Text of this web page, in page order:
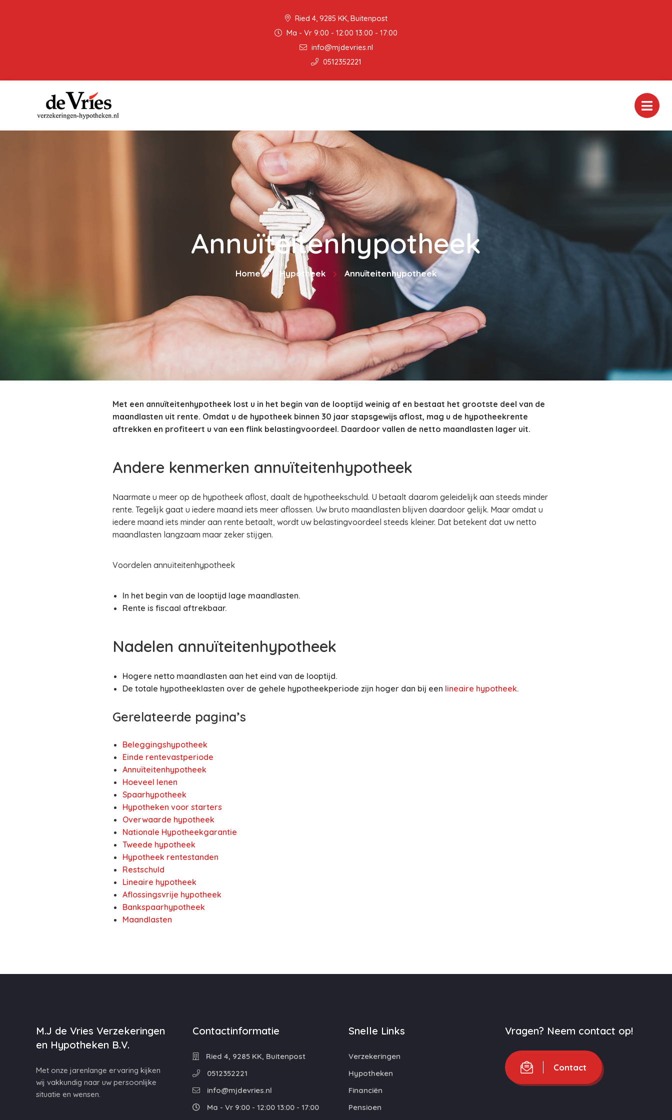
Ried 4, 9285 KK, Buitenpost
Ma - Vr 9:00 - 12:00 13:00 - 17:00
info@mjdevries.nl
0512352221
Annuïteitenhypotheek
Home Hypotheek Annuïteitenhypotheek
Met een annuïteitenhypotheek lost u in het begin van de looptijd weinig af en bestaat het grootste deel van de
maandlasten uit rente. Omdat u de hypotheek binnen 30 jaar stapsgewijs aflost, mag u de hypotheekrente
aftrekken en profiteert u van een flink belastingvoordeel. Daardoor vallen de netto maandlasten lager uit.
Andere kenmerken annuïteitenhypotheek
Naarmate u meer op de hypotheek aflost, daalt de hypotheekschuld. U betaalt daarom geleidelijk aan steeds minder
rente. Tegelijk gaat u iedere maand iets meer aflossen. Uw bruto maandlasten blijven daardoor gelijk. Maar omdat u
iedere maand iets minder aan rente betaalt, wordt uw belastingvoordeel steeds kleiner. Dat betekent dat uw netto
maandlasten langzaam maar zeker stijgen.
Voordelen annuïteitenhypotheek
In het begin van de looptijd lage maandlasten.
Rente is fiscaal aftrekbaar.
Nadelen annuïteitenhypotheek
Hogere netto maandlasten aan het eind van de looptijd.
De totale hypotheeklasten over de gehele hypotheekperiode zijn hoger dan bij een lineaire hypotheek.
Gerelateerde pagina’s
Beleggingshypotheek
Einde rentevastperiode
Annuïteitenhypotheek
Hoeveel lenen
Spaarhypotheek
Hypotheken voor starters
Overwaarde hypotheek
Nationale Hypotheekgarantie
Tweede hypotheek
Hypotheek rentestanden
Restschuld
Lineaire hypotheek
Aflossingsvrije hypotheek
Bankspaarhypotheek
Maandlasten
M.J de Vries Verzekeringen
en Hypotheken B.V.
Met onze jarenlange ervaring kijken
wij vakkundig naar uw persoonlijke
situatie en wensen.
Contactinformatie
Ried 4, 9285 KK, Buitenpost
0512352221
info@mjdevries.nl
Ma - Vr 9:00 - 12:00 13:00 - 17:00
Snelle Links
Verzekeringen
Hypotheken
Financiën
Pensioen
Vragen? Neem contact op!
Contact